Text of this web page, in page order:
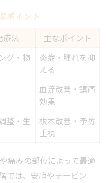
療費用比較表
る費用の目安
や通院回数まとめ
果を両立する方法
特徴を比較する
ポイント
療法 主なポイント
グ・物
炎症・腫れを抑
える
血流改善・鎮痛
効果
整・生
根本改善・予防
重視
痛みの部位によって最適
では、安静やテーピン